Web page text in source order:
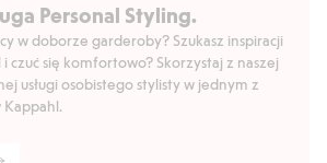
Personal Styling.
w doborze garderoby? Szukasz inspiracji
i czuć się komfortowo? Skorzystaj z naszej
usługi osobistego stylisty w jednym z